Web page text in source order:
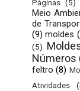
Páginas (5)
Meio
de
(9) moldes
(5)
Números
feltro (8)
Atividades